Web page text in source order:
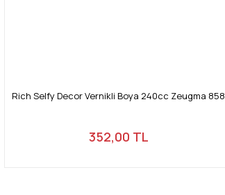
Rich Selfy Decor Vernikli Boya 240cc Zeugma 858
352,00 TL